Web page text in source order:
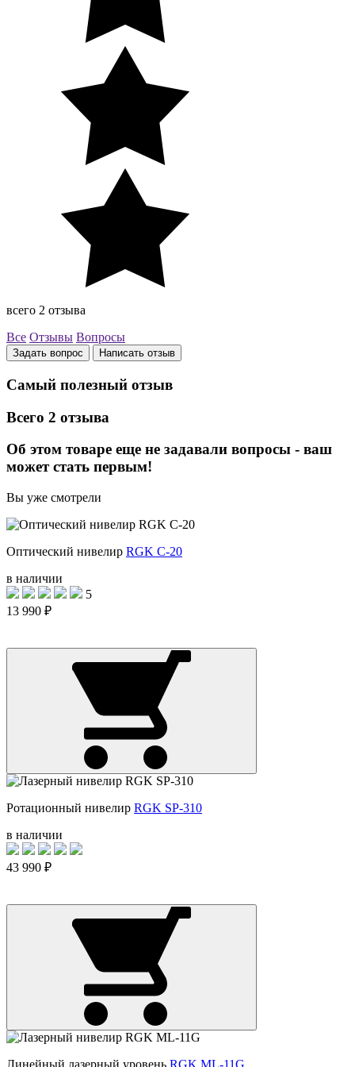
всего 2 отзыва
Все Отзывы Вопросы
Задать вопрос Написать отзыв
Самый полезный отзыв
Всего 2 отзыва
Об этом товаре еще не задавали вопросы - ваш
может стать первым!
Вы уже смотрели
Оптический нивелир RGK C-20
в наличии
5
13 990 ₽
Ротационный нивелир RGK SP-310
в наличии
43 990 ₽